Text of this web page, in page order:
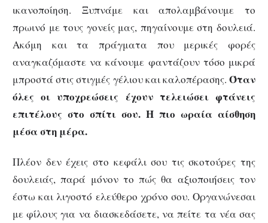
ικανοποίηση. Ξυπνάμε και απολαμβάνουμε το
πρωινό με τους γονείς μας, πηγαίνουμε στη δουλειά.
Ακόμη και τα πράγματα που μερικές φορές
αναγκαζόμαστε να κάνουμε φαντάζουν τόσο μικρά
μπροστά στις στιγμές γέλιου και καλοπέρασης. Όταν
όλες οι υποχρεώσεις έχουν τελειώσει φτάνεις
επιτέλους στο σπίτι σου. Η πιο ωραία αίσθηση
μέσα στη μέρα.
Πλέον δεν έχεις στο κεφάλι σου τις σκοτούρες της
δουλειάς, παρά μόνον το πώς θα αξιοποιήσεις τον
έστω και λιγοστό ελεύθερο χρόνο σου. Οργανώνεσαι
με φίλους για να διασκεδάσετε, να πείτε τα νέα σας